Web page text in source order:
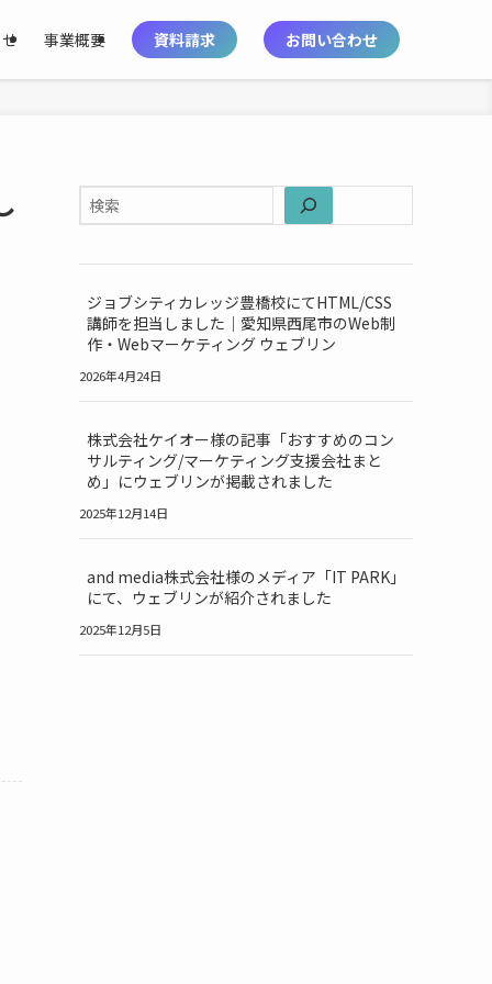
事業概要 資料請求 お問い合わせ
ジョブシティカレッジ豊橋校にてHTML/CSS
講師を担当しました｜愛知県西尾市のWeb制
作・Webマーケティング ウェブリン
2026年4月24日
株式会社ケイオー様の記事「おすすめのコン
サルティング/マーケティング支援会社まと
め」にウェブリンが掲載されました
2025年12月14日
and media株式会社様のメディア「IT PARK」
にて、ウェブリンが紹介されました
2025年12月5日